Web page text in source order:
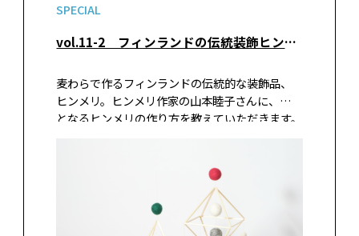
SPECIAL
vol.11-2 フィンランドの伝統装飾ヒンメリを飾る 四面体のクリスマスツリー
麦わらで作るフィンランドの伝統的な装飾品、
ヒンメリ。ヒンメリ作家の山本睦子さんに、基本
となるヒンメリの作り方を教えていただきます。